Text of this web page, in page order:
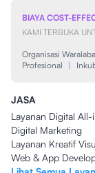
BIAYA COST-
KAMI TERBUKA
Organisasi Waralaba
Profesional
|
JASA
Layanan Digital
Digital Marketing
Layanan Kreatif
Web & App